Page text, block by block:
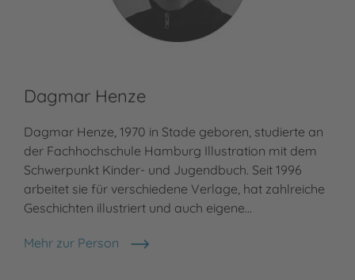
Dagmar Henze
Dagmar Henze, 1970 in Stade geboren, studierte an
der Fachhochschule Hamburg Illustration mit dem
Schwerpunkt Kinder- und Jugendbuch. Seit 1996
arbeitet sie für verschiedene Verlage, hat zahlreiche
Geschichten illustriert und auch eigene…
Mehr zur Person
Dagmar Henze